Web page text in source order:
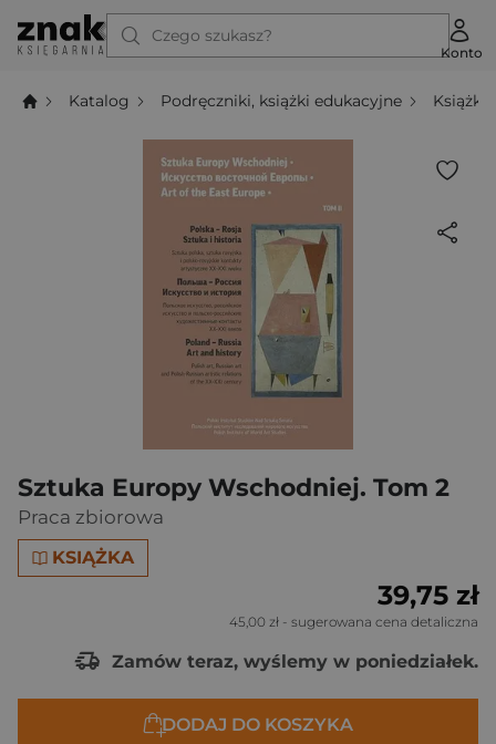
Czego szukasz?
Konto
Katalog Podręczniki, książki edukacyjne Książki
Sztuka Europy Wschodniej. Tom 2
Praca zbiorowa
KSIĄŻKA
39,75 zł
45,00 zł - sugerowana cena detaliczna
Zamów teraz, wyślemy w poniedziałek.
DODAJ DO KOSZYKA